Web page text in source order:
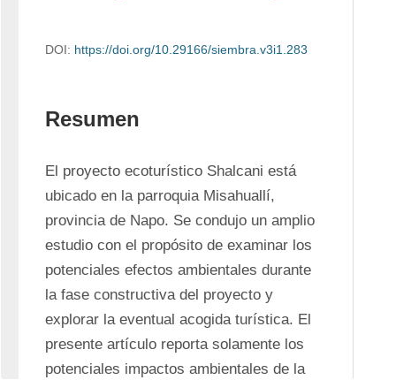
DOI: https://doi.org/10.29166/siembra.v3i1.283
Resumen
El proyecto ecoturístico Shalcani está
ubicado en la parroquia Misahuallí,
provincia de Napo. Se condujo un amplio
estudio con el propósito de examinar los
potenciales efectos ambientales durante
la fase constructiva del proyecto y
explorar la eventual acogida turística. El
presente artículo reporta solamente los
potenciales impactos ambientales de la